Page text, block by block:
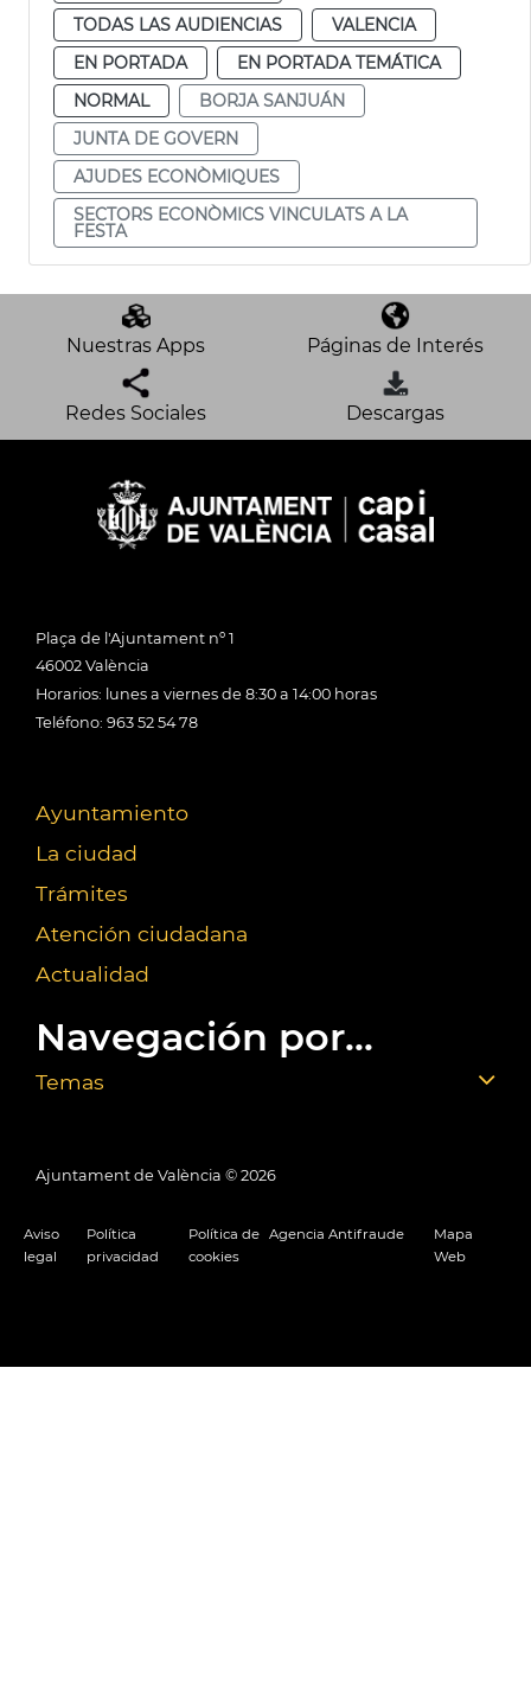
TODAS LAS AUDIENCIAS
VALENCIA
EN PORTADA
EN PORTADA TEMÁTICA
NORMAL
BORJA SANJUÁN
JUNTA DE GOVERN
AJUDES ECONÒMIQUES
SECTORS ECONÒMICS VINCULATS A LA
FESTA
Nuestras Apps Páginas de Interés
Redes Sociales Descargas
Plaça de l'Ajuntament nº 1
46002 València
Horarios: lunes a viernes de 8:30 a 14:00 horas
Teléfono: 963 52 54 78
Ayuntamiento
La ciudad
Trámites
Atención ciudadana
Actualidad
Navegación por...
Temas
Ajuntament de València © 2026
Aviso
legal
Política
privacidad
Política de
cookies
Agencia Antifraude
Mapa
Web